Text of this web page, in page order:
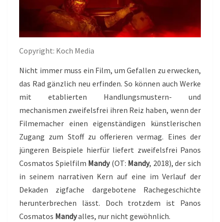
Copyright: Koch Media
Nicht immer muss ein Film, um Gefallen zu erwecken,
das Rad gänzlich neu erfinden. So können auch Werke
mit etablierten Handlungsmustern- und
mechanismen zweifelsfrei ihren Reiz haben, wenn der
Filmemacher einen eigenständigen künstlerischen
Zugang zum Stoff zu offerieren vermag. Eines der
jüngeren Beispiele hierfür liefert zweifelsfrei Panos
Cosmatos Spielfilm Mandy (OT: Mandy, 2018), der sich
in seinem narrativen Kern auf eine im Verlauf der
Dekaden zigfache dargebotene Rachegeschichte
herunterbrechen lässt. Doch trotzdem ist Panos
Cosmatos Mandyalles, nur nicht gewöhnlich.